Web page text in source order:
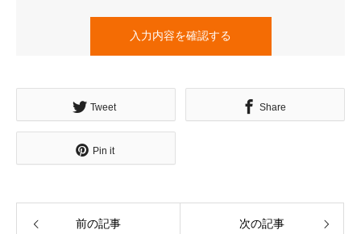
Tweet Share
Pin it
前の記事 次の記事